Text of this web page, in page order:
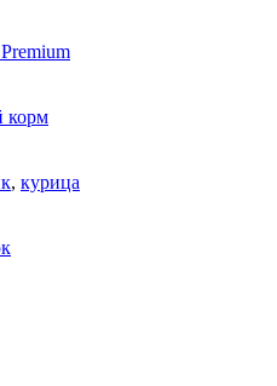
корм
, курица